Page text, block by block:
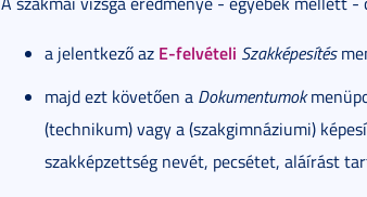
a jelentkező az E-felvételi Szakképesítés
majd ezt követően a Dokumentumok
(technikum) vagy a (szakgimnáziumi)
szakképzettség nevét, pecsétet, aláírást